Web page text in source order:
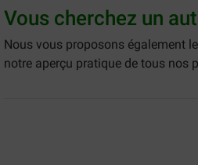
Vous cherchez un
Nous vous proposons également
notre aperçu pratique de tous nos